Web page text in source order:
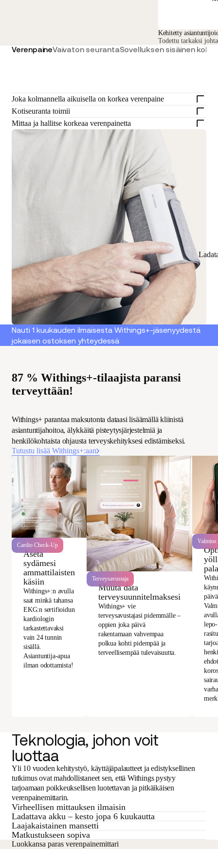
Kehitetty
Todettu tarkaksi
VerenpaineVaivaton seurantaSovelluksen sisäinen
Joka kolmannella aikuisella on korkea verenpaine
Kotiseuranta toimii
Mittaa ja hallitse korkeaa verenpainetta
Nauti 1 kuukauden ilmaisesta Withings+-jäsenyydestä
jokaisen ostoksen yhteydessä
87 % Withings+-tilaajista paransi
terveyttään!
Withings+ parantaa maksutonta dataasi lisäämällä kliinistä
asiantuntijahoitoa, älykkäitä pisteytysjärjestelmiä ja
henkilökohtaista ohjausta terveyskehityksesi edistämiseksi.
Tutustu lisää Withings+:aan
Cardio Check-Up
Aseta
sydämesi
ammattilaisten
käsiin
Withings+:n avulla
saat minkä tahansa
EKG:n sertifioidun
kardiologin
tarkastettavaksi
vain 24 tunnin
sisällä.
Asiantuntija-apua
ilman odottamista!
Terveysavustaja
Muuta data
terveysuunnitelmaksesi
Withings+ vie
terveysavustajasi pidemmälle –
oppien joka päivä
rakentamaan vahvempaa
polkua kohti pidempää ja
terveellisempää tulevaisuutta.
Valmius
Teknologia, johon voit
luottaa
Yli 10 vuoden kehitystyö, käyttäjäpalautteet ja edistyksellinen
tutkimus ovat mahdollistaneet sen, että Withings pystyy
tarjoamaan poikkeuksellisen luotettavan ja pitkäikäisen
verenpainemittarin.
Virheellisen mittauksen ilmaisin
Ladattava akku – kesto jopa 6 kuukautta
Laajakaistainen mansetti
Matkustukseen sopiva
Luokkansa paras verenpainemittari